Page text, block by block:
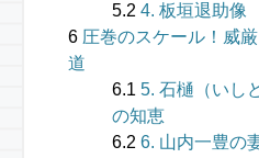
4. 板垣退助像
圧巻のスケール！威
道
5. 石樋（いし
の知恵
6. 山内一豊の